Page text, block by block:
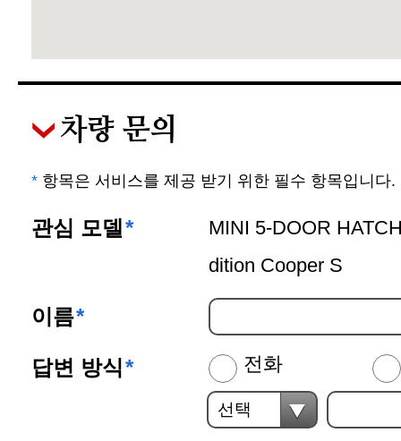
차량 문의
* 항목은 서비스를 제공 받기 위한 필수 항목입니다.
관심 모델*
MINI 5-DOOR
dition Cooper S
이름*
답변 방식* 전화